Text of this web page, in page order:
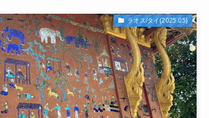
ラオス/タイ(2025.05)